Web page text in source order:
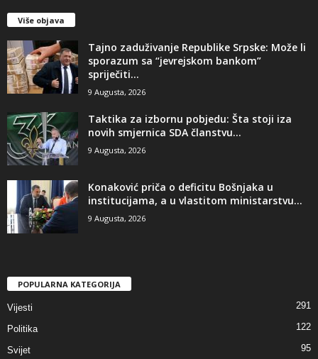
Više objava
Tajno zaduživanje Republike Srpske: Može li
sporazum sa “jevrejskom bankom”
spriječiti...
9 Augusta, 2026
Taktika za izbornu pobjedu: Šta stoji iza
novih smjernica SDA članstvu...
9 Augusta, 2026
​Konaković priča o deficitu Bošnjaka u
institucijama, a u vlastitom ministarstvu...
9 Augusta, 2026
POPULARNA KATEGORIJA
Vijesti 291
Politika 122
Svijet 95